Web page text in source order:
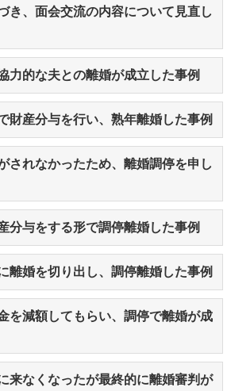
き、面会交流の内容について見直し
力的な夫との離婚が成立した事例
財産分与を行い、熟年離婚した事例
されなかったため、離婚調停を申し
分与をする形で調停離婚した事例
離婚を切り出し、調停離婚した事例
を減額してもらい、調停で離婚が成
来なくなったが最終的に離婚審判が